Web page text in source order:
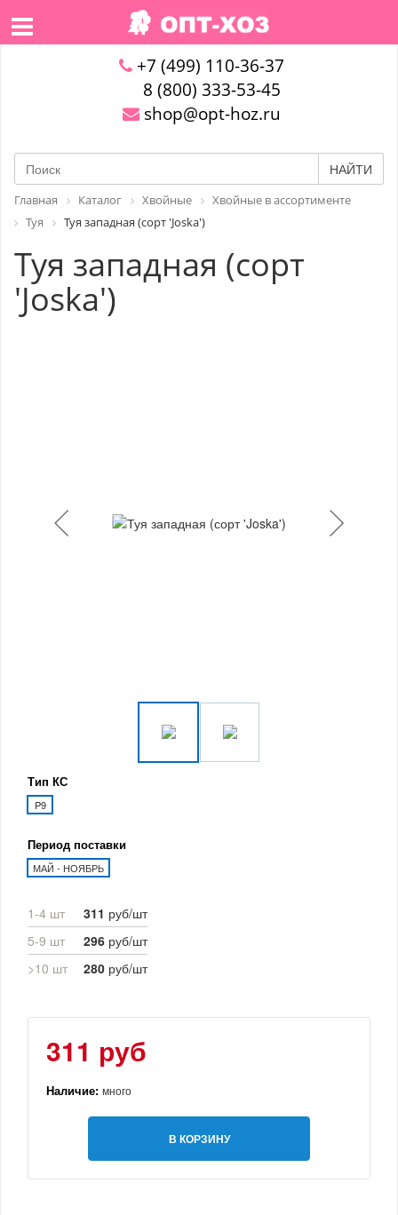
+7 (499) 110-36-37
8 (800) 333-53-45
shop@opt-hoz.ru
НАЙТИ
Главная Каталог Хвойные
Хвойные в ассортименте
Туя
Туя западная (сорт 'Joska')
Туя западная (сорт
'Joska')
Тип КС
P9
Период поставки
МАЙ - НОЯБРЬ
1-4 шт 311 руб/шт
5-9 шт
296 руб/шт
>10 шт
280 руб/шт
311 руб
Наличие: много
В КОРЗИНУ